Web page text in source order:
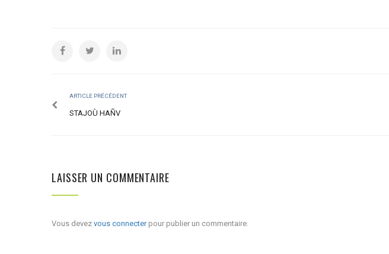
ARTICLE PRÉCÉDENT
STAJOÙ HAÑV
LAISSER UN COMMENTAIRE
Vous devez vous connecterpour publier un commentaire.